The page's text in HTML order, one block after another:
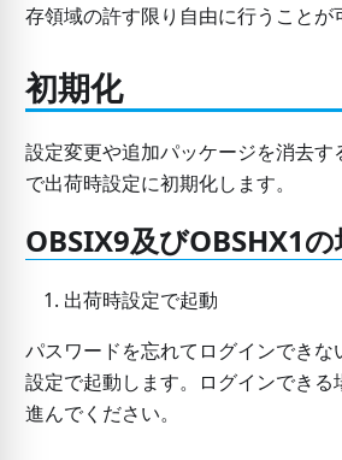
存領域の許す限り自由に行うことが
初期化
設定変更や追加パッケージを消去す
で出荷時設定に初期化します。
OBSIX9及びOBSHX1
出荷時設定で起動
パスワードを忘れてログインできな
設定で起動します。ログインできる
進んでください。